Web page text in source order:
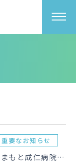
もと成仁病院の
重要なお知らせ